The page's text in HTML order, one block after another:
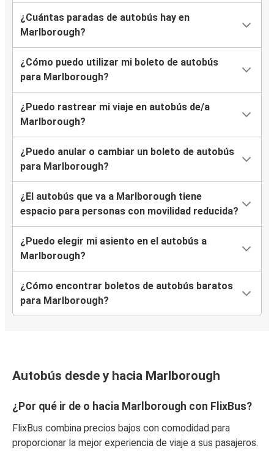
¿Cuántas paradas de autobús hay en
Marlborough?
¿Cómo puedo utilizar mi boleto de autobús
para Marlborough?
¿Puedo rastrear mi viaje en autobús de/a
Marlborough?
¿Puedo anular o cambiar un boleto de autobús
para Marlborough?
¿El autobús que va a Marlborough tiene
espacio para personas con movilidad reducida?
¿Puedo elegir mi asiento en el autobús a
Marlborough?
¿Cómo encontrar boletos de autobús baratos
para Marlborough?
Autobús desde y hacia Marlborough
¿Por qué ir de o hacia Marlborough con FlixBus?
FlixBus combina precios bajos con comodidad para
proporcionar la mejor experiencia de viaje a sus pasajeros.